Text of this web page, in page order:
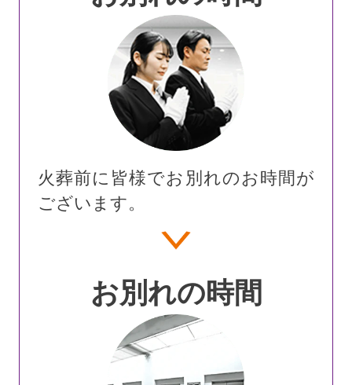
火葬前に皆様でお別れのお時間が
ございます。
お別れの時間